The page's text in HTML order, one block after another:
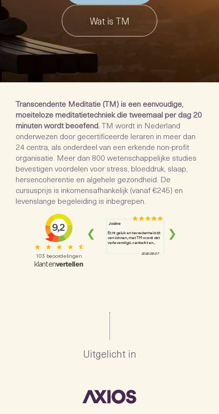
Wat is TM
Transcendente Meditatie (TM) is een eenvoudige,
moeiteloze meditatietechniek die tweemaal per dag 20
minuten wordt beoefend.TM wordt in Nederland
onderwezen door gecertificeerde leraren in meer dan
24 centra, als onderdeel van een erkende non-profit
organisatie. Meer dan 800 wetenschappelijke studies
bevestigen voordelen voor stress, bloeddruk, slaap,
hersencoherentie en algehele gezondheid. De
cursusprijs is inkomensafhankelijk (vanaf €245) en
levenslange begeleiding is inbegrepen.
Uitgelicht in